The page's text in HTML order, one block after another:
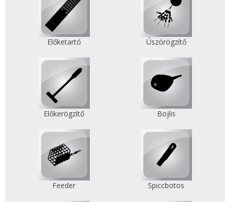
Előketartó Úszórögzítő
Előkerögzítő Bojlis
Feeder Spiccbotos